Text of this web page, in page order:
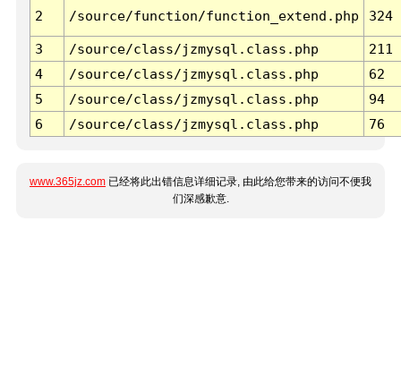
2 /source/function/function_extend.php 324
3 /source/class/jzmysql.class.php
211
4
/source/class/jzmysql.class.php
62
5
/source/class/jzmysql.class.php
94
6
/source/class/jzmysql.class.php 76
www.365jz.com 已经将此出错信息详细记录, 由此给您带来的访问不便我
们深感歉意.